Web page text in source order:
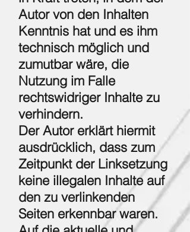
Autor von den Inhalten
Kenntnis hat und es ihm
technisch möglich und
zumutbar wäre, die
Nutzung im Falle
rechtswidriger Inhalte zu
verhindern.
Der Autor erklärt hiermit
ausdrücklich, dass zum
Zeitpunkt der Linksetzung
keine illegalen Inhalte auf
den zu verlinkenden
Seiten erkennbar waren.